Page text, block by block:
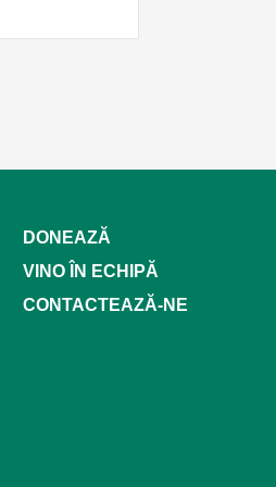
DONEAZĂ
VINO ÎN ECHIPĂ
CONTACTEAZĂ-NE